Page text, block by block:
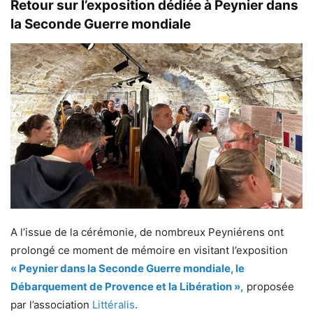
Retour sur l’exposition dédiée à Peynier dans
la Seconde Guerre mondiale
A l’issue de la cérémonie, de nombreux Peyniérens ont
prolongé ce moment de mémoire en visitant l’exposition
« Peynier dans la Seconde Guerre mondiale, le
Débarquement de Provence et la Libération », proposée
par l’association Littéralis.